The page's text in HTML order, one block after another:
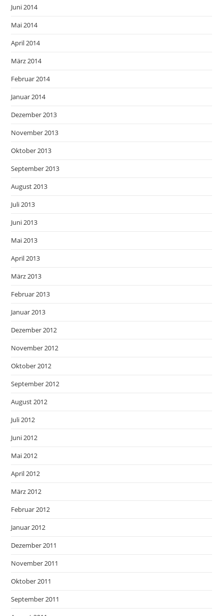
Juni 2014
Mai 2014
April 2014
März 2014
Februar 2014
Januar 2014
Dezember 2013
November 2013
Oktober 2013
September 2013
August 2013
Juli 2013
Juni 2013
Mai 2013
April 2013
März 2013
Februar 2013
Januar 2013
Dezember 2012
November 2012
Oktober 2012
September 2012
August 2012
Juli 2012
Juni 2012
Mai 2012
April 2012
März 2012
Februar 2012
Januar 2012
Dezember 2011
November 2011
Oktober 2011
September 2011